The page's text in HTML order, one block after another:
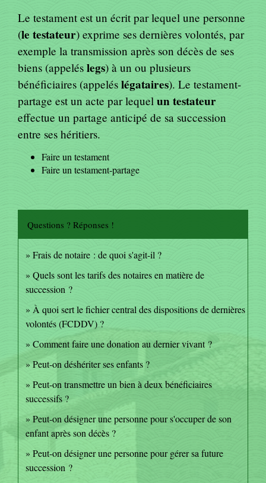
Le testament est un écrit par lequel une personne
(le testateur) exprime ses dernières volontés, par
exemple la transmission après son décès de ses
biens (appelés legs) à un ou plusieurs
bénéficiaires (appelés légataires). Le testament-
partage est un acte par lequel un testateur
effectue un partage anticipé de sa succession
entre ses héritiers.
Faire un testament
Faire un testament-partage
Questions ? Réponses !
Frais de notaire : de quoi s'agit-il ?
Quels sont les tarifs des notaires en matière de
succession ?
À quoi sert le fichier central des dispositions de dernières
volontés (FCDDV) ?
Comment faire une donation au dernier vivant ?
Peut-on déshériter ses enfants ?
Peut-on transmettre un bien à deux bénéficiaires
successifs ?
Peut-on désigner une personne pour s'occuper de son
enfant après son décès ?
Peut-on désigner une personne pour gérer sa future
succession ?